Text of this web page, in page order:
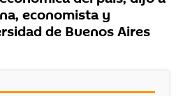
economista y
de Buenos Aires